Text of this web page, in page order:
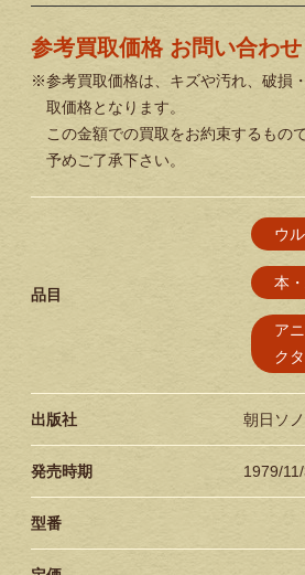
参考買取価格 お問い合わ
※参考買取価格は、キズや汚れ、破損
取価格となります。
この金額での買取をお約束するもの
予めご了承下さい。
品目
ウ
本
ア
ク
出版社 朝日ソ
発売時期 1979/
型番